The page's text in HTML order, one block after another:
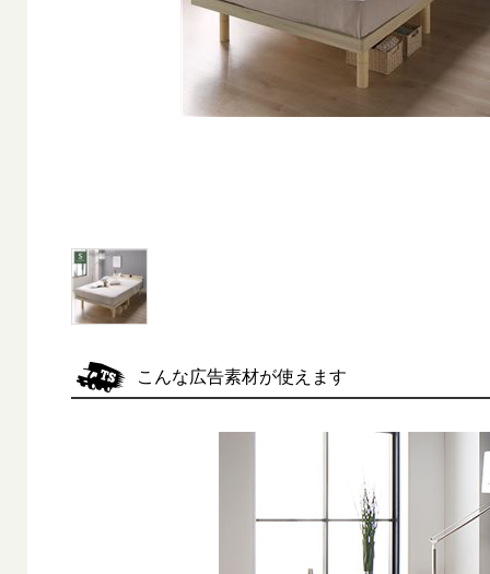
こんな広告素材が使えます